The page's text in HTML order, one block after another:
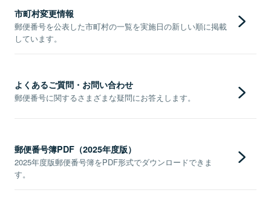
市町村変更情報
郵便番号を公表した市町村の一覧を実施日の新しい順に掲載
しています。
よくあるご質問・お問い合わせ
郵便番号に関するさまざまな疑問にお答えします。
郵便番号簿PDF（2025年度版）
2025年度版郵便番号簿をPDF形式でダウンロードできま
す。